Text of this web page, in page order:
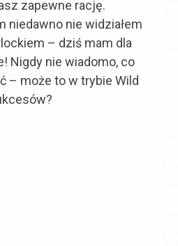
zapewne rację.
niedawno nie widziałem
– dziś mam dla
Nigdy nie wiadomo, co
– może to w trybie Wild